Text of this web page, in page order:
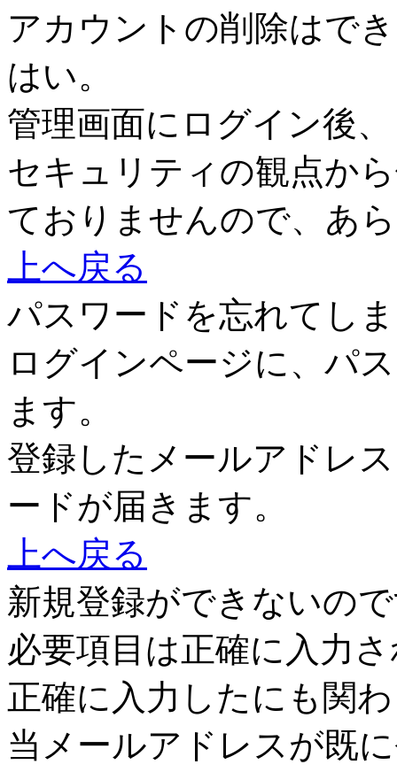
アカウントの削除はで
はい。
管理画面にログイン後
セキュリティの観点か
ておりませんので、あ
上へ戻る
パスワードを忘れてし
ログインページに、パ
ます。
登録したメールアドレ
ードが届きます。
上へ戻る
新規登録ができないの
必要項目は正確に入力
正確に入力したにも関
当メールアドレスが既